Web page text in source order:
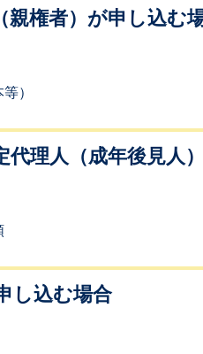
親権者）が申し込む
）
代理人（成年後見人
し込む場合